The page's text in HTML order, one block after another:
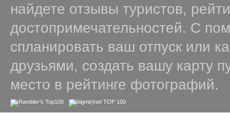
найдете отзывы туристов,
достопримечательностей. С
спланировать ваш отпуск или
друзьями, создать вашу карту
место в рейтинге фотографий.